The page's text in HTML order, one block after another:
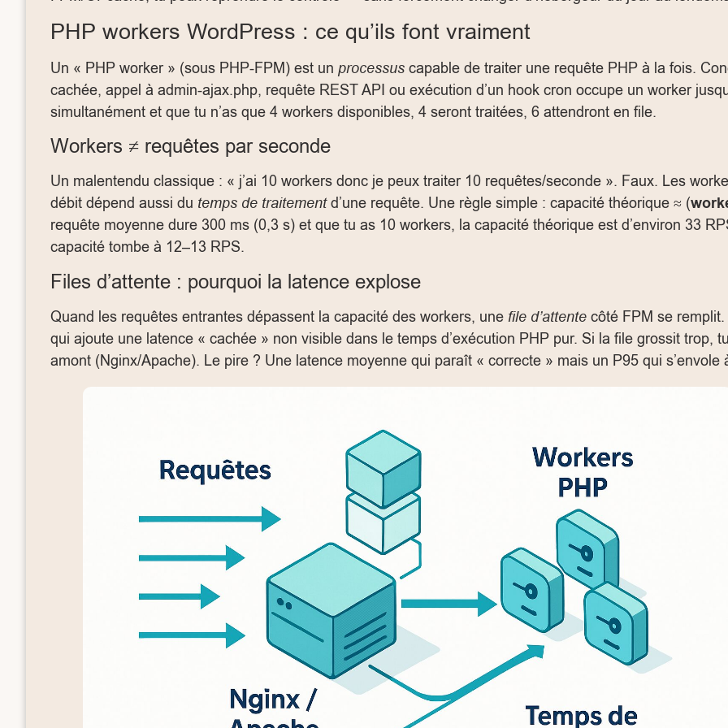
PHP workers WordPress : ce qu’ils font vraiment
Un « PHP worker » (sous PHP-FPM) est un processus capable de traiter une requête PHP à la fois.
cachée, appel à admin-ajax.php, requête REST API ou exécution d’un hook cron occupe un worker
simultanément et que tu n’as que 4 workers disponibles, 4 seront traitées, 6 attendront en file.
Workers ≠ requêtes par seconde
Un malentendu classique : « j’ai 10 workers donc je peux traiter 10 requêtes/seconde ». Faux. Les
débit dépend aussi du temps de traitementd’une requête. Une règle simple : capacité théorique ≈ (
requête moyenne dure 300 ms (0,3 s) et que tu as 10 workers, la capacité théorique est d’environ 33
capacité tombe à 12–13 RPS.
Files d’attente : pourquoi la latence explose
Quand les requêtes entrantes dépassent la capacité des workers, une file d’attente côté FPM se
qui ajoute une latence « cachée » non visible dans le temps d’exécution PHP pur. Si la file grossit trop,
amont (Nginx/Apache). Le pire ? Une latence moyenne qui paraît « correcte » mais un P95 qui s’envole